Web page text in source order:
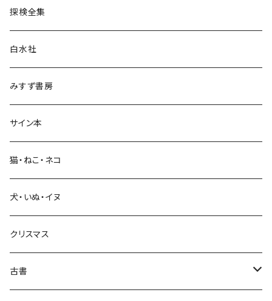
言語・ことば
生活・暮らし
芸術・絵画・写真
絵本・児童書
探検全集
白水社
みすず書房
サイン本
猫・ねこ・ネコ
犬・いぬ・イヌ
クリスマス
古書